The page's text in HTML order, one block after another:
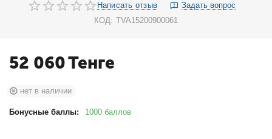
Написать отзыв
Задать вопрос
КОД: TVA15200900061
52 060Тенге
нет в наличии
Бонусные баллы: 1000 баллов